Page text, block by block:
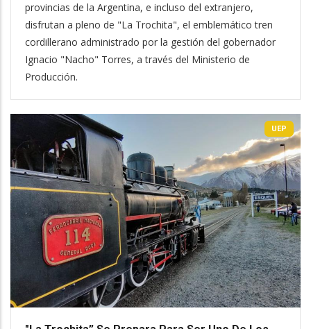
provincias de la Argentina, e incluso del extranjero,
disfrutan a pleno de "La Trochita", el emblemático tren
cordillerano administrado por la gestión del gobernador
Ignacio "Nacho" Torres, a través del Ministerio de
Producción.
UEP